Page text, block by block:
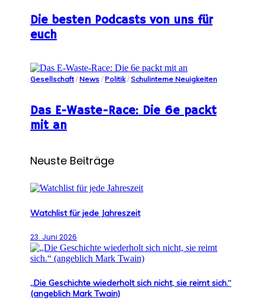
Die besten Podcasts von uns für
euch
Gesellschaft/ News / Politik/ Schulinterne Neuigkeiten
Das E-Waste-Race: Die 6e packt
mit an
Neuste Beiträge
Watchlist für jede Jahreszeit
23. Juni 2026
„Die Geschichte wiederholt sich nicht, sie reimt sich.“
(angeblich Mark Twain)